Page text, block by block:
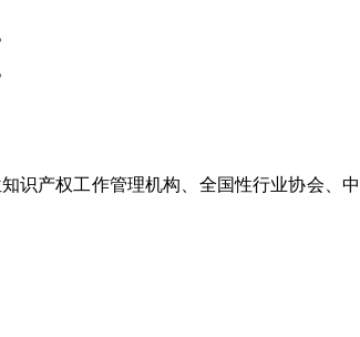
产权工作管理机构、全国性行业协会、